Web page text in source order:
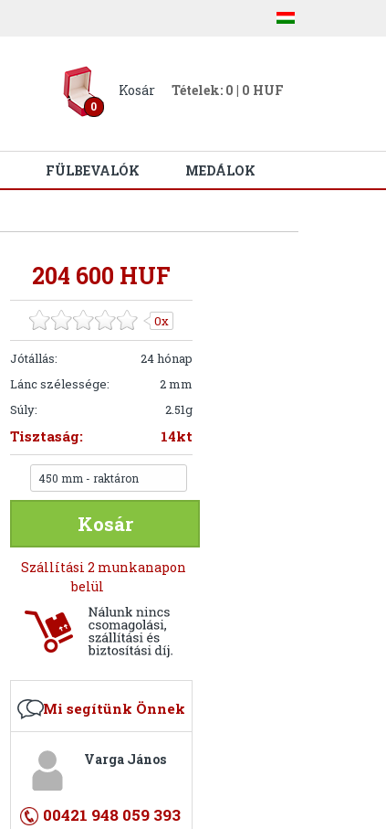
0
Kosár Tételek: 0 | 0 HUF
FÜLBEVALÓK MEDÁLOK
204 600 HUF
0x
Jótállás:
24 hónap
Lánc szélessége:
2 mm
Súly:
2.51g
Tisztaság: 14kt
450 mm - raktáron
Kosár
Szállítási 2 munkanapon
belül
Mi segítünk Önnek
Varga János
00421 948 059 393